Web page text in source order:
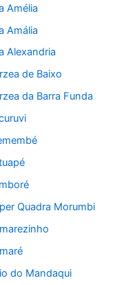
Amélia
Amália
Alexandria
de Baixo
da Barra Funda
Quadra Morumbi
do Mandaqui